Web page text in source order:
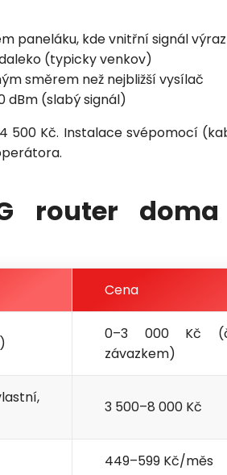
paneláku, kde vnitřní signál
(typicky venkov)
směrem než nejbližší vysílač
dBm (slabý signál)
500 Kč. Instalace svépomocí
router
Cena
0–3 000 Kč
závazkem)
3 500–8 000 Kč
449–599 Kč/měs